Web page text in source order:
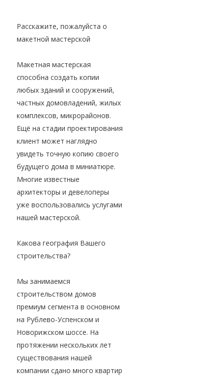
Расскажите, пожалуйста о
макетной мастерской
Макетная мастерская
способна создать копии
любых зданий и сооружений,
частных домовладений, жилых
комплексов, микрорайонов.
Ещё на стадии проектирования
клиент может наглядно
увидеть точную копию своего
будущего дома в миниатюре.
Многие известные
архитекторы и девелоперы
уже воспользовались услугами
нашей мастерской.
Какова география Вашего
строительства?
Мы занимаемся
строительством домов
премиум сегмента в основном
на Рублево-Успенском и
Новорижском шоссе. На
протяжении нескольких лет
существования нашей
компании сдано много квартир